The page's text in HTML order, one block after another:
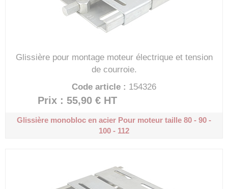
Glissière pour montage moteur électrique et tension
de courroie.
Code article : 154326
Prix : 55,90 € HT
Glissière monobloc en acier Pour moteur taille 80 - 90 -
100 - 112